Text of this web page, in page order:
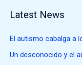
Latest News
El autismo cabalga a
Un desconocido y el